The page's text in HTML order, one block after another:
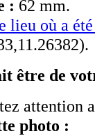
: 62 mm.
lieu où a
être de
attention
photo :